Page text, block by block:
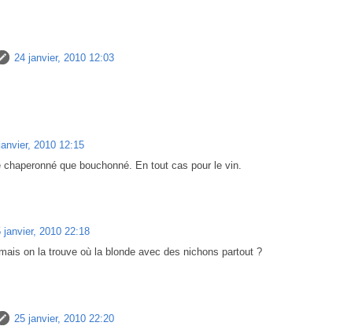
24 janvier, 2010 12:03
2010 12:15
que bouchonné. En tout cas pour le vin.
janvier, 2010 22:18
on la trouve où la blonde avec des nichons partout ?
25 janvier, 2010 22:20